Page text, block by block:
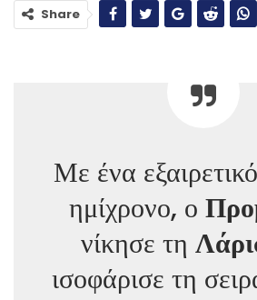
Share
Με ένα
ημίχρονο, ο
νίκησε τη
ισοφάρισε τη